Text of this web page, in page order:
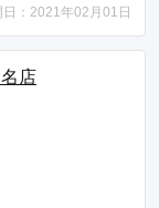
日：2021年02月01日
店